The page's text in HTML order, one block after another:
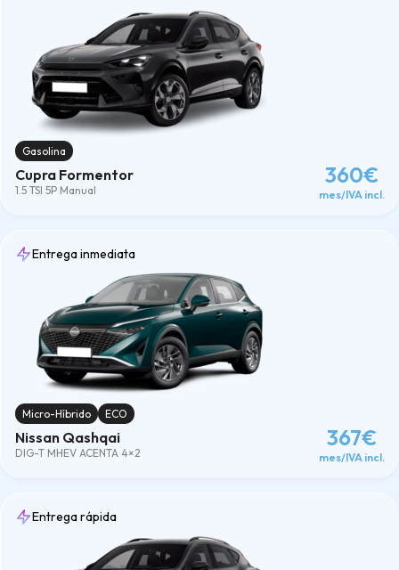
Gasolina
Cupra Formentor
1.5 TSI 5P Manual
360€
mes/IVA incl.
Entrega inmediata
Micro-Híbrido ECO
Nissan Qashqai
DIG-T MHEV ACENTA 4×2
367€
mes/IVA incl.
Entrega rápida